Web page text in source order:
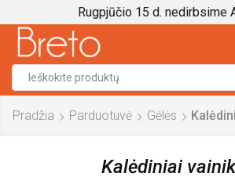
Rugpjūčio 15 d. nedirbsime
Pradžia Parduotuvė Gėlės
Kalėdiniai